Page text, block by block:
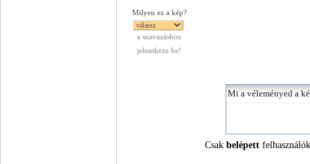
Milyen ez a kép?
a szavazáshoz
jelentkezz be!
Csakbelépett